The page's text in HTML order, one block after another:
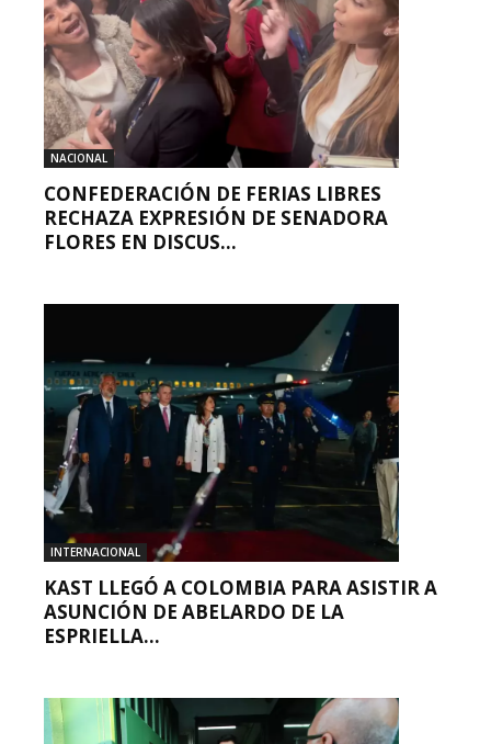
NACIONAL
CONFEDERACIÓN DE FERIAS LIBRES
RECHAZA EXPRESIÓN DE SENADORA
FLORES EN DISCUS...
INTERNACIONAL
KAST LLEGÓ A COLOMBIA PARA ASISTIR A
ASUNCIÓN DE ABELARDO DE LA
ESPRIELLA...